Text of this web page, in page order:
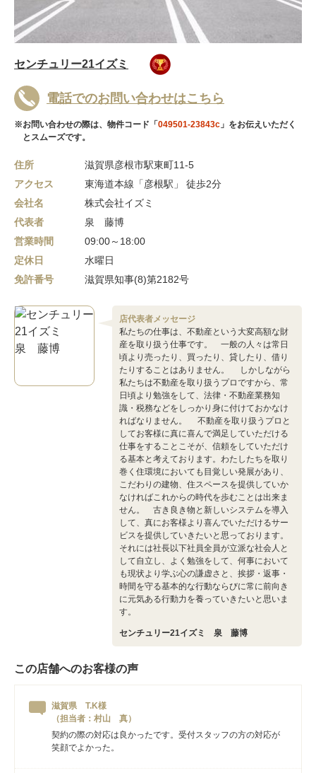
センチュリー21イズミ
電話でのお問い合わせはこちら
※お問い合わせの際は、物件コード「 049501-23843c 」をお伝えいただく
とスムーズです。
住所
滋賀県彦根市駅東町11-5
アクセス
東海道本線「彦根駅」 徒歩2分
会社名
株式会社イズミ
代表者
泉 藤博
営業時間
09:00～18:00
定休日
水曜日
免許番号
滋賀県知事(8)第2182号
店代表者メッセージ
私たちの仕事は、不動産という大変高額な財
産を取り扱う仕事です。 一般の人々は常日
頃より売ったり、買ったり、貸したり、借り
たりすることはありません。 しかしながら
私たちは不動産を取り扱うプロですから、常
日頃より勉強をして、法律・不動産業務知
識・税務などをしっかり身に付けておかなけ
ればなりません。 不動産を取り扱うプロと
してお客様に真に喜んで満足していただける
仕事をすることこそが、信頼をしていただけ
る基本と考えております。わたしたちを取り
巻く住環境においても目覚しい発展があり、
こだわりの建物、住スペースを提供していか
なければこれからの時代を歩むことは出来ま
せん。 古き良き物と新しいシステムを導入
して、真にお客様より喜んでいただけるサー
ビスを提供していきたいと思っております。
それには社長以下社員全員が立派な社会人と
して自立し、よく勉強をして、何事において
も現状より学ぶ心の謙虚さと、挨拶・返事・
時間を守る基本的な行動ならびに常に前向き
に元気ある行動力を養っていきたいと思いま
す。
センチュリー21イズミ 泉 藤博
この店舗へのお客様の声
滋賀県 T.K様
（担当者：村山 真）
契約の際の対応は良かったです。受付スタッフの方の対応が
笑顔でよかった。